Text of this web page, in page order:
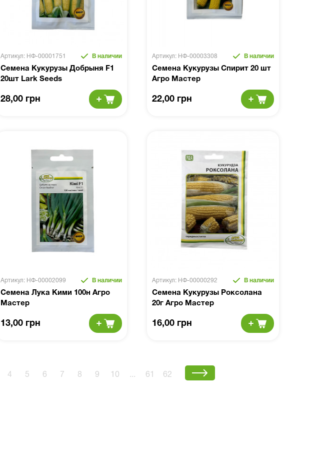
Артикул: НФ-00001751 В наличии
Семена Кукурузы Добрыня F1
20шт Lark Seeds
28,00 грн
Артикул: НФ-00003308 В наличии
Семена Кукурузы Спирит 20 шт
Агро Мастер
22,00 грн
Артикул: НФ-00002099 В наличии
Семена Лука Кими 100н Агро
Мастер
13,00 грн
Артикул: НФ-00000292 В наличии
Семена Кукурузы Роксолана
20г Агро Мастер
16,00 грн
4 5 6 7 8 9 10 ... 61 62